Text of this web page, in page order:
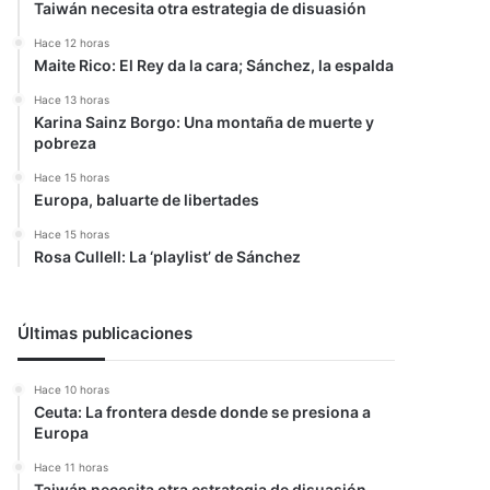
Taiwán necesita otra estrategia de disuasión
Hace 12 horas
Maite Rico: El Rey da la cara; Sánchez, la espalda
Hace 13 horas
Karina Sainz Borgo: Una montaña de muerte y
pobreza
Hace 15 horas
Europa, baluarte de libertades
Hace 15 horas
Rosa Cullell: La ‘playlist’ de Sánchez
Últimas publicaciones
Hace 10 horas
Ceuta: La frontera desde donde se presiona a
Europa
Hace 11 horas